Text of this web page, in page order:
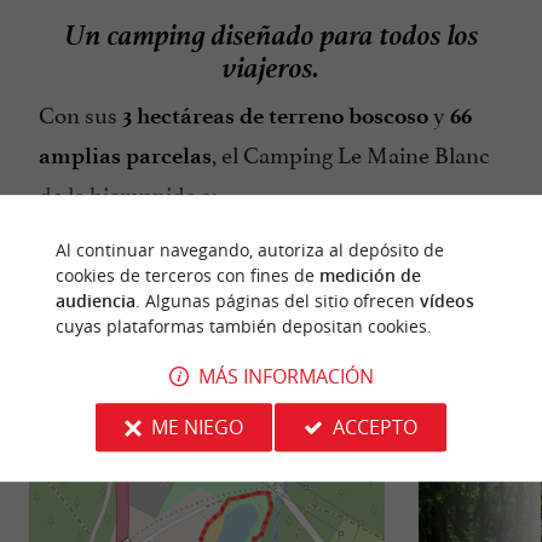
Un camping diseñado para todos los
viajeros.
Con sus 3 hectáreas de terreno boscosoy 66
amplias parcelas, el Camping Le Maine Blanc
da la bienvenida a:
Autocaravanas, caravanas, tiendas de
campaña, ciclistas, familias que buscan
comodidad
Podrás elegir entre:
☀️ Lugares soleados
🌳 zonas sombreadas
privacidad.
MOSTRAR MÁS
CAMINATAALREDEDOR
Al continuar navegando, autoriza al depósito de
cookies de terceros con fines de medición de
audiencia . Algunas páginas del sitio ofrecen vídeos
cuyas plataformas también depositan cookies.
MÁS INFORMACIÓN
ME NIEGO
ACCEPTO